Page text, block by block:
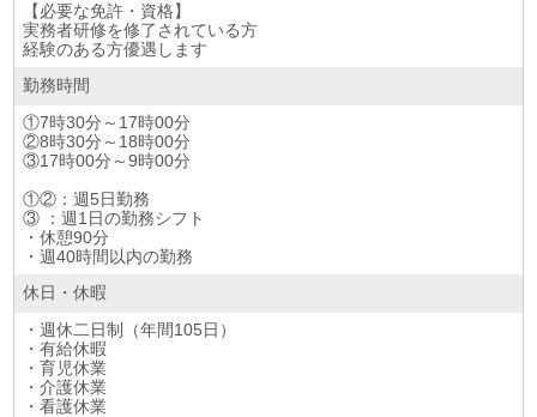
【必要な免許・資格】
実務者研修を修了されている方
経験のある方優遇します
勤務時間
①7時30分～17時00分
②8時30分～18時00分
③17時00分～9時00分
①②：週5日勤務
③ ：週1日の勤務シフト
・休憩90分
・週40時間以内の勤務
休日・休暇
・週休二日制（年間105日）
・有給休暇
・育児休業
・介護休業
・看護休業